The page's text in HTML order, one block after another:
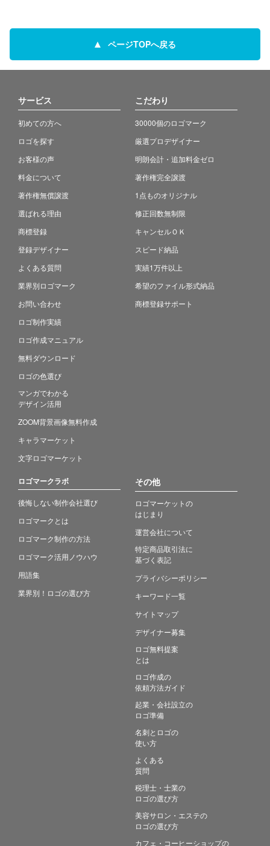
ページTOPへ戻る
サービス
初めての方へ
ロゴを探す
お客様の声
料金について
著作権無償譲渡
選ばれる理由
商標登録
登録デザイナー
よくある質問
業界別ロゴマーク
お問い合わせ
ロゴ制作実績
ロゴ作成マニュアル
無料ダウンロード
ロゴの色選び
マンガでわかる
デザイン活用
ZOOM背景画像無料作成
キャラマーケット
文字ロゴマーケット
こだわり
30000個のロゴマーク
厳選プロデザイナー
明朗会計・追加料金ゼロ
著作権完全譲渡
1点ものオリジナル
修正回数無制限
キャンセルＯＫ
スピード納品
実績1万件以上
希望のファイル形式納品
商標登録サポート
ロゴマークラボ
後悔しない制作会社選び
ロゴマークとは
ロゴマーク制作の方法
ロゴマーク活用ノウハウ
用語集
業界別！ロゴの選び方
その他
ロゴマーケットの
はじまり
運営会社について
特定商品取引法に
基づく表記
プライバシーポリシー
キーワード一覧
サイトマップ
デザイナー募集
ロゴ無料提案
とは
ロゴ作成の
依頼方法ガイド
起業・会社設立の
ロゴ準備
名刺とロゴの
使い方
よくある
質問
税理士・士業の
ロゴの選び方
美容サロン・エステの
ロゴの選び方
カフェ・コーヒーショップの